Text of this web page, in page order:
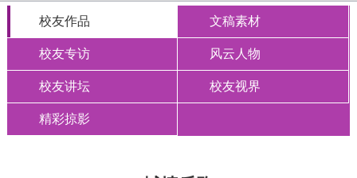
校友作品 文稿素材
校友专访 风云人物
校友讲坛 校友视界
精彩掠影